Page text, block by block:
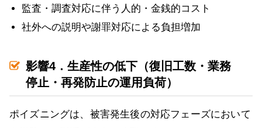
監査・調査対応に伴う人的・金銭的コスト
社外への説明や謝罪対応による負担増加
影響4．生産性の低下（復旧工数・業務
停止・再発防止の運用負荷）
ポイズニングは、被害発生後の対応フェーズにおいて